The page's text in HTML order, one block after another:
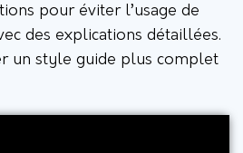
pour éviter l’usage de
des explications détaillées.
un style guide plus complet